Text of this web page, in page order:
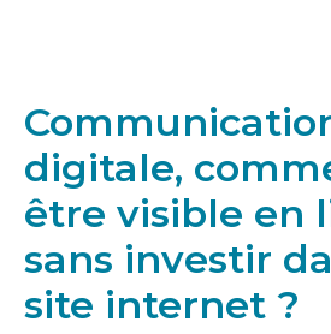
digitale,
être visible en
sans investir
site internet ?